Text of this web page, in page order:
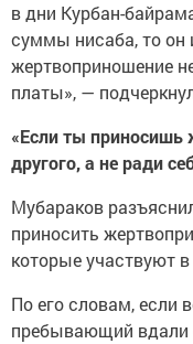
в дни Курбан-
суммы нисаба, то он
жертвоприношение
платы», —
«Если ты приносишь
другого, а не ради
Мубараков
приносить
которые участвуют
По его словам, если
пребывающий вдали